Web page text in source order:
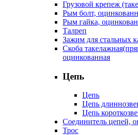
Грузовой крепеж
Рым болт,
Рым гайка,
Талреп
Зажим для стальных
Скоба
оцинкованная
Цепь
Цепь
Цепь
Цепь
Соединитель цепей,
Трос